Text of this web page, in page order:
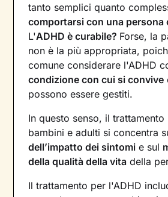
tanto semplici quanto
comportarsi con una persona
L'ADHD è curabile? Forse, la
non è la più appropriata,
comune considerare l'ADHD
condizione con cui si convive
possono essere gestiti.
In questo senso, il
bambini e adulti si concentra
dell’impatto dei sintomi e sul
della qualità della vita della
Il trattamento per l'ADHD